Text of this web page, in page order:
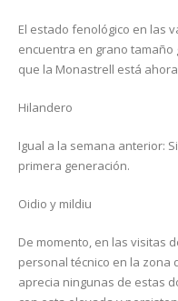
El estado fenológico en las
encuentra en grano tamaño
que la Monastrell está
Hilandero
Igual a la semana anterior:
primera generación.
Oidio y mildiu
De momento, en las visitas
personal técnico en la zona
aprecia ningunas de estas